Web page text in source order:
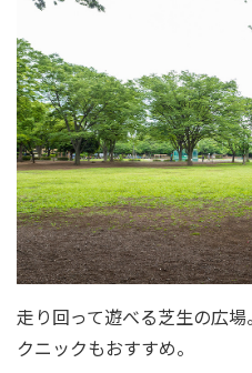
走り回って遊べる芝生の広
クニックもおすすめ。